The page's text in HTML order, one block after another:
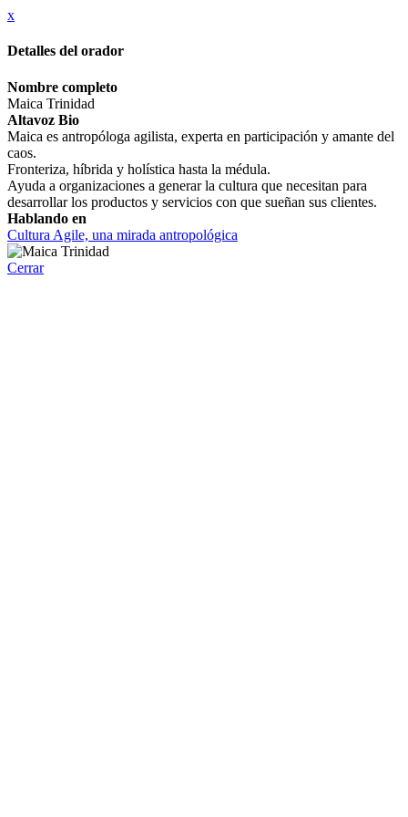
x
Detalles del orador
Nombre completo
Maica Trinidad
Altavoz Bio
Maica es antropóloga agilista, experta en participación y amante del
caos.
Fronteriza, híbrida y holística hasta la médula.
Ayuda a organizaciones a generar la cultura que necesitan para
desarrollar los productos y servicios con que sueñan sus clientes.
Hablando en
Cultura Agile, una mirada antropológica
Cerrar